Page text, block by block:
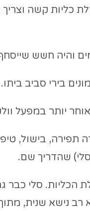
קשה וצריך
והיה חשש
בירי סביב ביתו.
יותר במפעל
בישול,
שהדריך שם.
ממחלת הכליות.
נישא שנית, מתוך